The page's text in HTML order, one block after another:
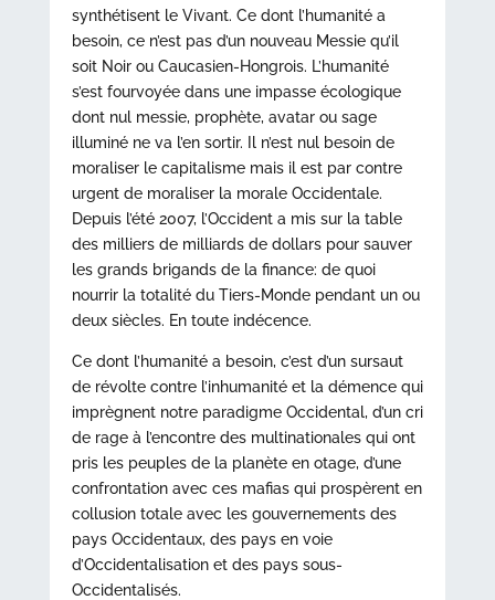
synthétisent le Vivant. Ce dont l’humanité a
besoin, ce n’est pas d’un nouveau Messie qu’il
soit Noir ou Caucasien-Hongrois. L’humanité
s’est fourvoyée dans une impasse écologique
dont nul messie, prophète, avatar ou sage
illuminé ne va l’en sortir. Il n’est nul besoin de
moraliser le capitalisme mais il est par contre
urgent de moraliser la morale Occidentale.
Depuis l’été 2007, l’Occident a mis sur la table
des milliers de milliards de dollars pour sauver
les grands brigands de la finance: de quoi
nourrir la totalité du Tiers-Monde pendant un ou
deux siècles. En toute indécence.
Ce dont l’humanité a besoin, c’est d’un sursaut
de révolte contre l’inhumanité et la démence qui
imprègnent notre paradigme Occidental, d’un cri
de rage à l’encontre des multinationales qui ont
pris les peuples de la planète en otage, d’une
confrontation avec ces mafias qui prospèrent en
collusion totale avec les gouvernements des
pays Occidentaux, des pays en voie
d’Occidentalisation et des pays sous-
Occidentalisés.